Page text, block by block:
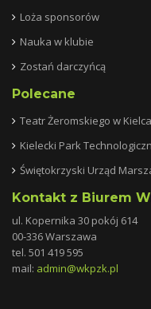
Loża sponsorów
Nauka w klubie
Zostań darczyńcą
Polecane
Teatr Żeromskiego w
Kielecki Park
Świętokrzyski Urząd
Kontakt z Biurem
ul. Kopernika 30 pokój 614
00-336 Warszawa
tel. 501 419 595
mail: admin@wkpzk.pl